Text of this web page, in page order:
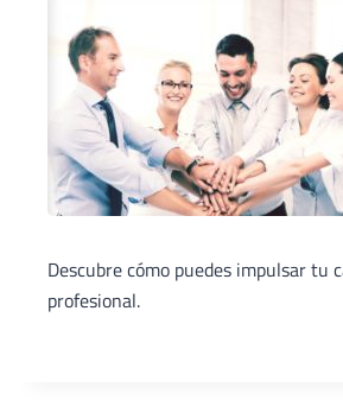
Descubre cómo puedes impulsar tu
profesional.